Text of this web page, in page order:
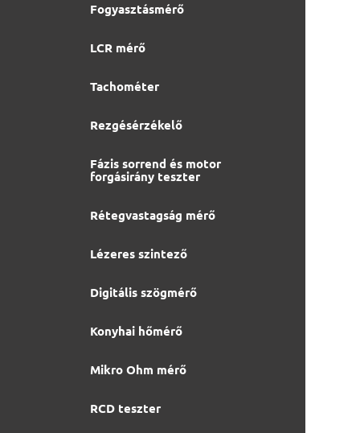
Fogyasztásmérő
LCR mérő
Tachométer
Rezgésérzékelő
Fázis sorrend és motor
forgásirány teszter
Rétegvastagság mérő
Lézeres szintező
Digitális szögmérő
Konyhai hőmérő
Mikro Ohm mérő
RCD teszter